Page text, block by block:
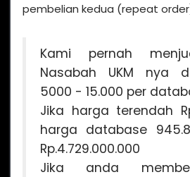
pembelian kedua (repeat
Kami pernah
Nasabah UKM nya
5000 - 15.000 per
Jika harga terendah
harga database
Rp.4.729.000.000
Jika anda